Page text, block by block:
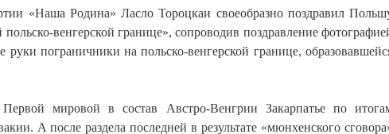
«Наша Родина» Ласло Тороцкаи своеобразно поздравил
венгерской границе», сопроводив поздравление
пограничники на польско-венгерской границе,
мировой в состав Австро-Венгрии Закарпатье по
А после раздела последней в результате «мюнхенского